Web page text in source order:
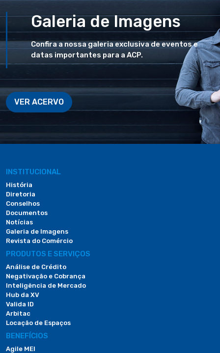
Galeria de Imagens
Confira a nossa galeria exclusiva de eventos e
datas importantes para a ACP.
VER ACERVO
INSTITUCIONAL
História
Diretoria
Conselhos
Documentos
Notícias
Galeria de Imagens
Revista do Comércio
PRODUTOS E SERVIÇOS
Análise de Crédito
Negativação e Cobrança
Inteligência de Mercado
Hub da XV
Valida ID
Arbitac
Locação de Espaços
BENEFÍCIOS
Agile MEI